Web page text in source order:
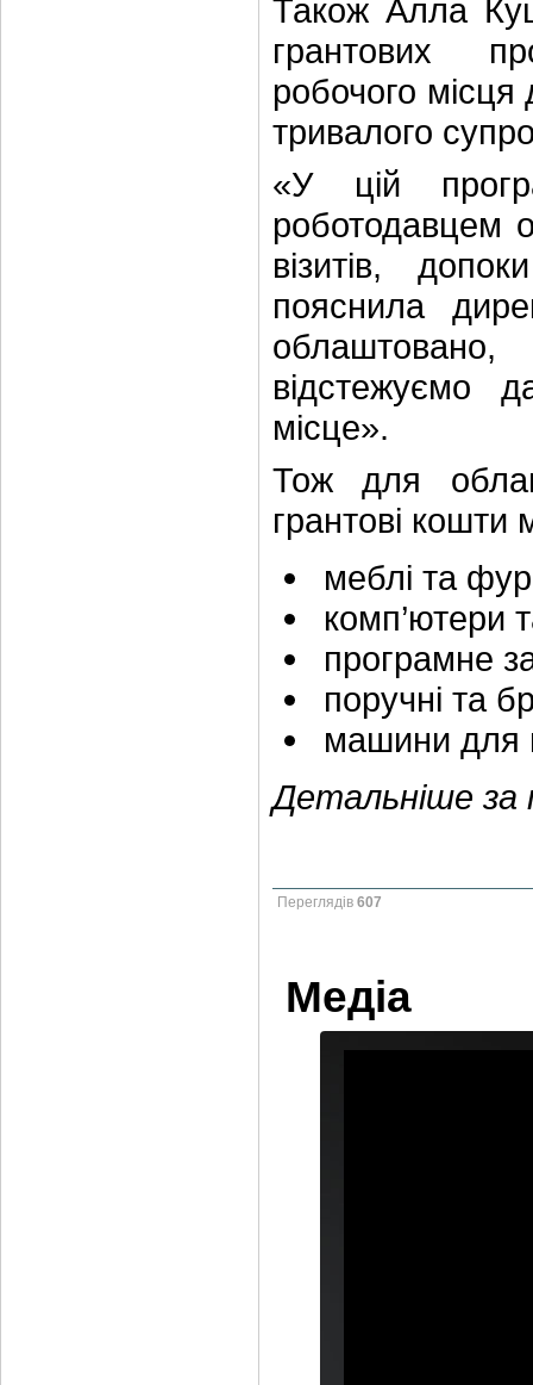
Також Алла
грантових
робочого місця
тривалого
«У цій
роботодавцем
візитів,
пояснила
відстежуємо
місце».
Тож для
грантові
меблі та
комп’ютери
програмне
поручні та
машини для
Детальніше за
Переглядів 607
Медіа